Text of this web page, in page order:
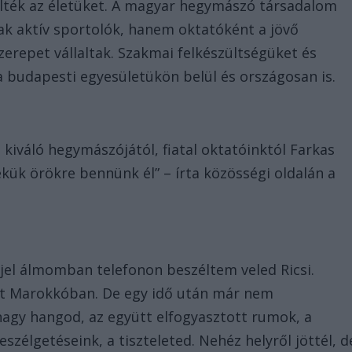
az életüket. A magyar hegymászó társadalom
aktív sportolók, hanem oktatóként a jövő
vállaltak. Szakmai felkészültségüket és
egyesületükön belül és országosan is.
kiváló hegymászójától, fiatal oktatóinktól Farkas
örökre bennünk él” – írta közösségi oldalán a
álmomban telefonon beszéltem veled Ricsi.
De egy idő után már nem
hangod, az együtt elfogyasztott rumok, a
a tiszteleted. Nehéz helyről jöttél,